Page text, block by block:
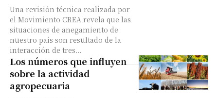
Una revisión técnica realizada por
el Movimiento CREA revela que las
situaciones de anegamiento de
nuestro país son resultado de la
interacción de tres...
Los números que influyen
sobre la actividad
agropecuaria